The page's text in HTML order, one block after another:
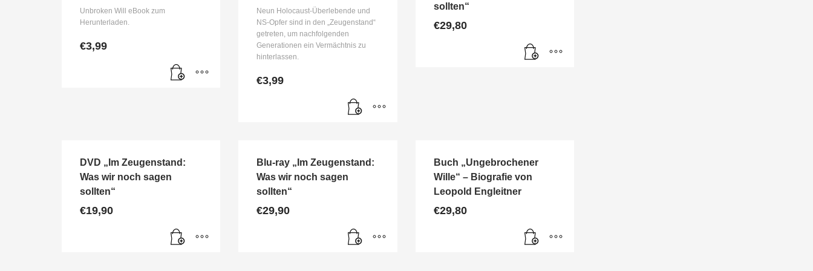
Unbroken Will eBook zum
Herunterladen.
€3,99
Neun Holocaust-Überlebende und
NS-Opfer sind in den „Zeugenstand“
getreten, um nachfolgenden
Generationen ein Vermächtnis zu
hinterlassen.
€3,99
sollten“
€29,80
DVD „Im Zeugenstand:
Was wir noch sagen
sollten“
€19,90
Blu-ray „Im Zeugenstand:
Was wir noch sagen
sollten“
€29,90
Buch „Ungebrochener
Wille“ – Biografie von
Leopold Engleitner
€29,80